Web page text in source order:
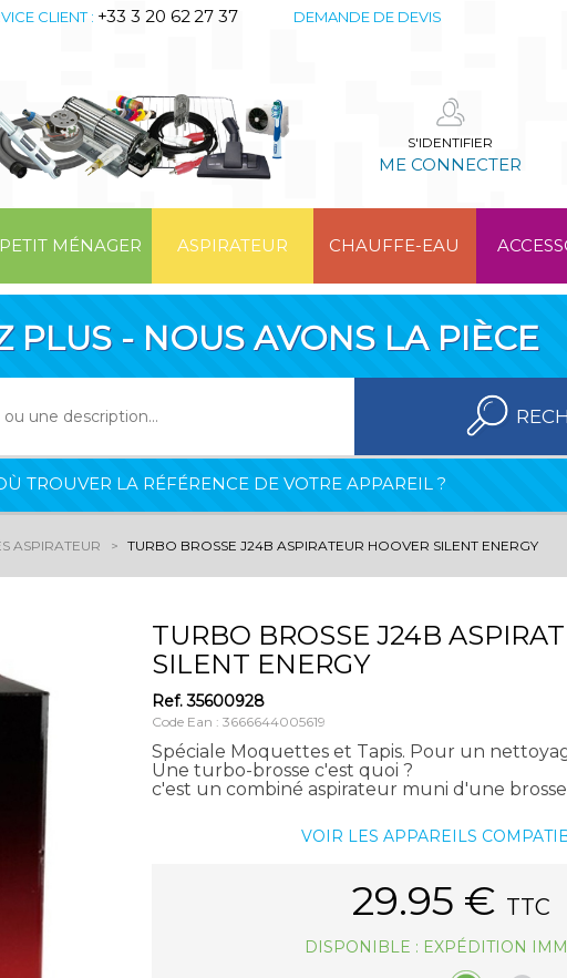
CLIENT : +33 3 20 62 27 37 DEMANDE DE DEVIS
S'IDENTIFIER
ME CONNECTER
PETIT MÉNAGER ASPIRATEUR CHAUFFE-EAU
PLUS - NOUS AVONS LA PIÈCE
TROUVER LA RÉFÉRENCE DE VOTRE APPAREIL ?
ASPIRATEUR TURBO BROSSE J24B ASPIRATEUR HOOVER SILENT ENERGY
TURBO BROSSE J24B
SILENT ENERGY
Ref.35600928
Code Ean : 3666644005619
Spéciale Moquettes et Tapis. Pour un
Une turbo-brosse c'est quoi ?
c'est un combiné aspirateur muni d'une
VOIR LES APPAREILS
29.95 € TTC
DISPONIBLE : EXPÉDITION